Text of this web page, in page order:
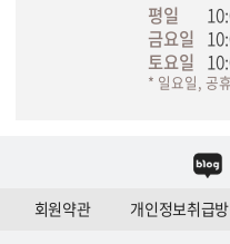
평일
금요일
토요일
* 일요일, 공
회원약관 개인정보취급